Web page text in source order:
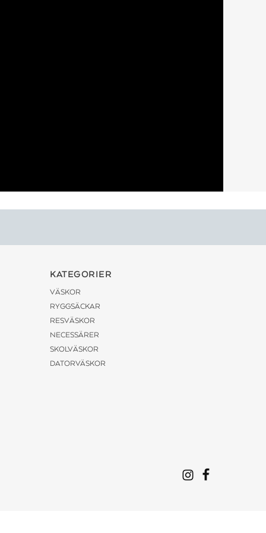
KATEGORIER
VÄSKOR
RYGGSÄCKAR
RESVÄSKOR
NECESSÄRER
SKOLVÄSKOR
DATORVÄSKOR